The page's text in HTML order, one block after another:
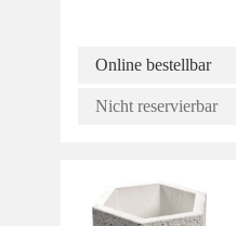
Online bestellbar
Nicht reservierbar